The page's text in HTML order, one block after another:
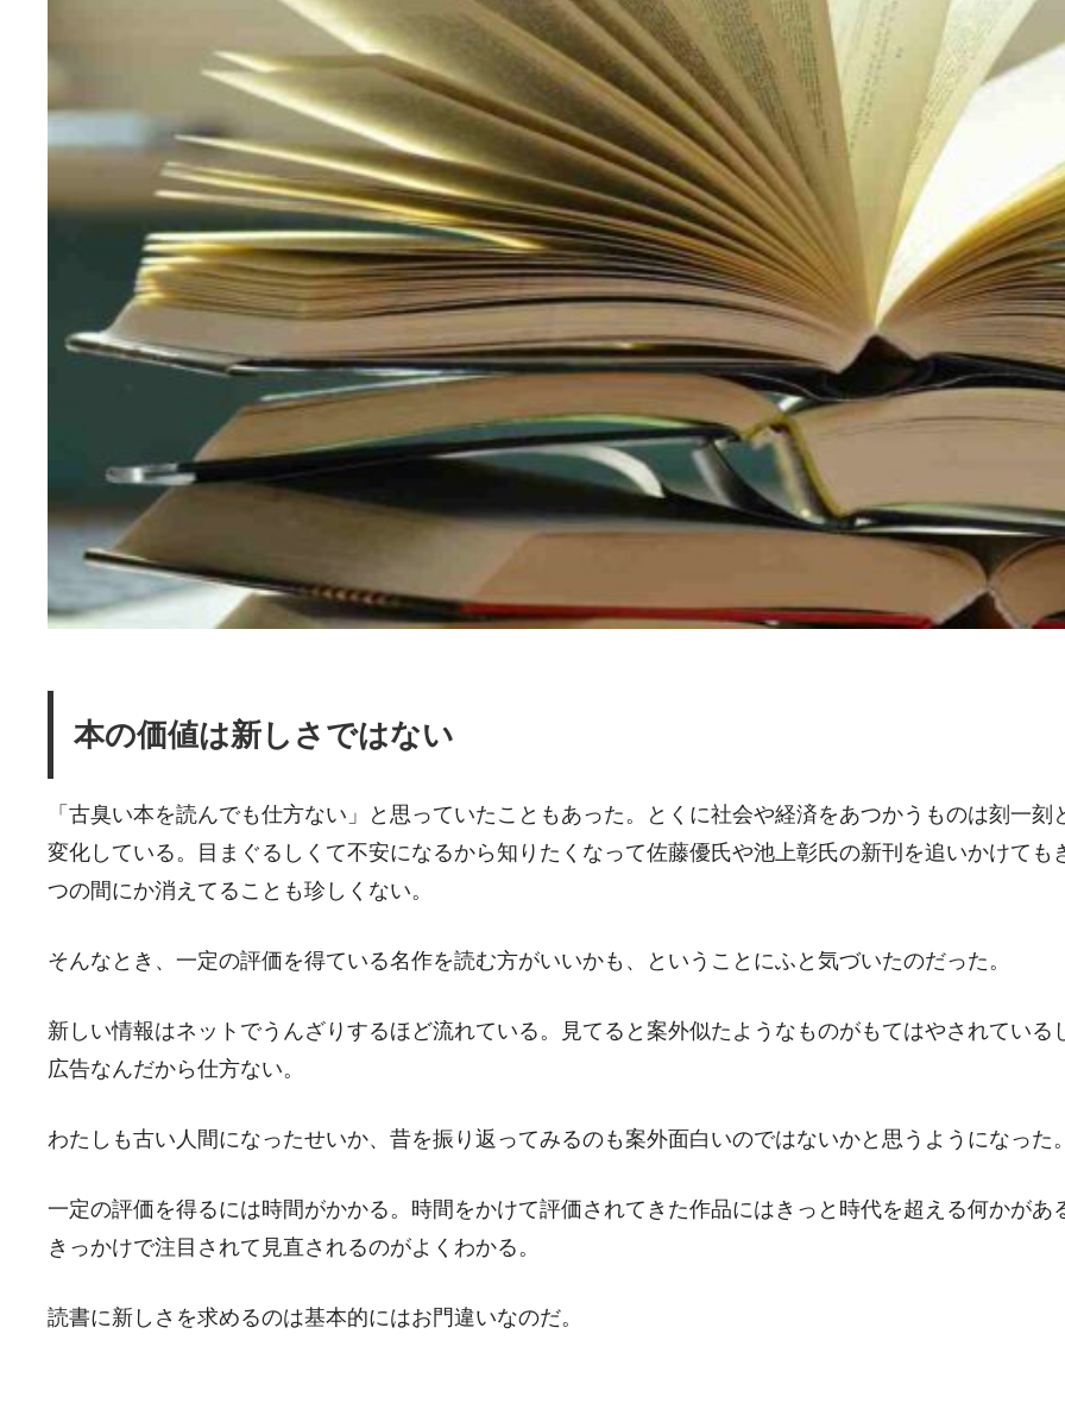
本の価値は新しさではない
「古臭い本を読んでも仕方ない」と思っていたこともあった。とくに社会や経済をあつかうものは刻一
変化している。目まぐるしくて不安になるから知りたくなって佐藤優氏や池上彰氏の新刊を追いかけて
つの間にか消えてることも珍しくない。
そんなとき、一定の評価を得ている名作を読む方がいいかも、ということにふと気づいたのだった。
新しい情報はネットでうんざりするほど流れている。見てると案外似たようなものがもてはやされてい
広告なんだから仕方ない。
わたしも古い人間になったせいか、昔を振り返ってみるのも案外面白いのではないかと思うようになった
一定の評価を得るには時間がかかる。時間をかけて評価されてきた作品にはきっと時代を超える何かが
きっかけで注目されて見直されるのがよくわかる。
読書に新しさを求めるのは基本的にはお門違いなのだ。